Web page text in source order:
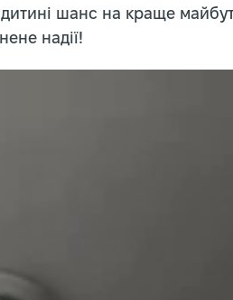
шанс на краще
надії!